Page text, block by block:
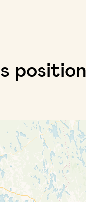
position